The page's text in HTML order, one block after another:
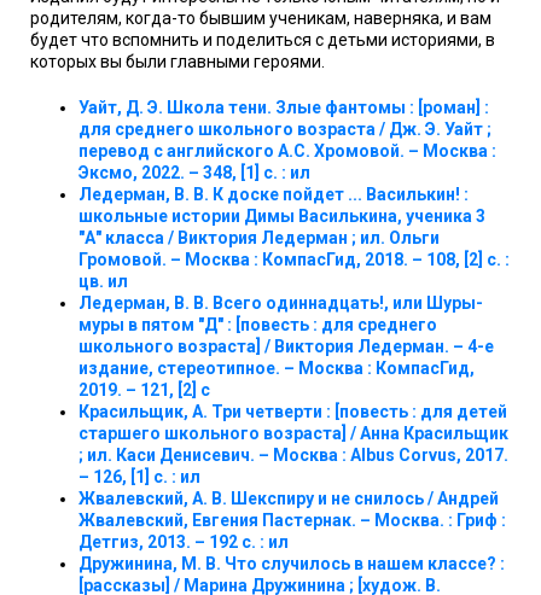
родителям, когда-то бывшим ученикам, наверняка, и вам
будет что вспомнить и поделиться с детьми историями, в
которых вы были главными героями.
Уайт, Д. Э. Школа тени. Злые фантомы : [роман] :
для среднего школьного возраста / Дж. Э. Уайт ;
перевод с английского А.С. Хромовой. – Москва :
Эксмо, 2022. – 348, [1] с. : ил
Ледерман, В. В. К доске пойдет ... Василькин! :
школьные истории Димы Василькина, ученика 3
"А" класса / Виктория Ледерман ; ил. Ольги
Громовой. – Москва : КомпасГид, 2018. – 108, [2] с. :
цв. ил
Ледерман, В. В. Всего одиннадцать!, или Шуры-
муры в пятом "Д" : [повесть : для среднего
школьного возраста] / Виктория Ледерман. – 4-е
издание, стереотипное. – Москва : КомпасГид,
2019. – 121, [2] с
Красильщик, А. Три четверти : [повесть : для детей
старшего школьного возраста] / Анна Красильщик
; ил. Каси Денисевич. – Москва : Albus Corvus, 2017.
– 126, [1] с. : ил
Жвалевский, А. В. Шекспиру и не снилось / Андрей
Жвалевский, Евгения Пастернак. – Москва. : Гриф :
Детгиз, 2013. – 192 с. : ил
Дружинина, М. В. Что случилось в нашем классе? :
[рассказы] / Марина Дружинина ; [худож. В.